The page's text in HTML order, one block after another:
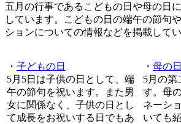
五月の行事であるこどもの日や母の日
しています。こどもの日の端午の節句
ションについての情報などを掲載してい
・ 子どもの日
5月5日は子供の日として、端
午の節句を祝います。また男
女に関係なく、子供の日とし
て成長をお祝いする日でもあ
・ 母の日
5月の第
す。母
ネーシ
いても